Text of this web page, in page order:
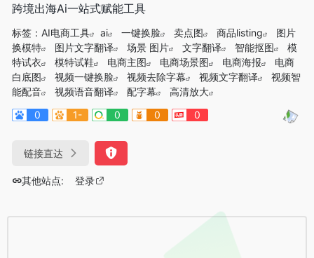
跨境出海Ai一站式赋能工具
标签： AI电商工具 ai 一键换脸 卖点图 商品listing
图片
换模特
图片文字翻译 场景 图片 文字翻译 智能抠图
模
特试衣
模特试鞋 电商主图 电商场景图 电商海报
电商
白底图
视频一键换脸 视频去除字幕 视频文字翻译
视频智
能配音
视频语音翻译 配字幕
高清放大
0
1- 0 0 0
链接直达
其他站点: 登录